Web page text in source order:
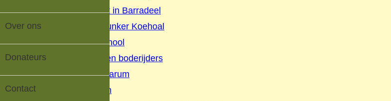
Oorlog en verzet in Barradeel
Geschiedenis Bunker Koehoal
Buurtschap Koehool
Beurtschippers en boderijders
Kaatsen Tzummarum
V.V. Tzummarum
Over ons
Donateurs
Contact